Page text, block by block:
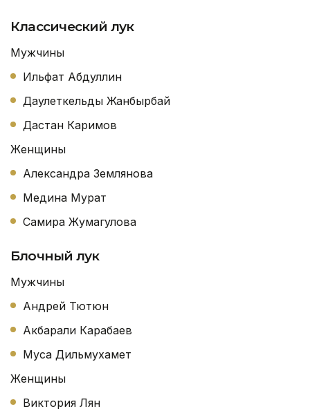
Классический лук
Мужчины
Ильфат Абдуллин
Даулеткельды Жанбырбай
Дастан Каримов
Женщины
Александра Землянова
Медина Мурат
Самира Жумагулова
Блочный лук
Мужчины
Андрей Тютюн
Акбарали Карабаев
Муса Дильмухамет
Женщины
Виктория Лян